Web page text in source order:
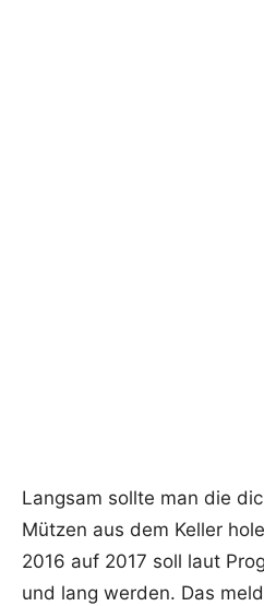
Langsam sollte man die
Mützen aus dem Keller
2016 auf 2017 soll laut
und lang werden. Das